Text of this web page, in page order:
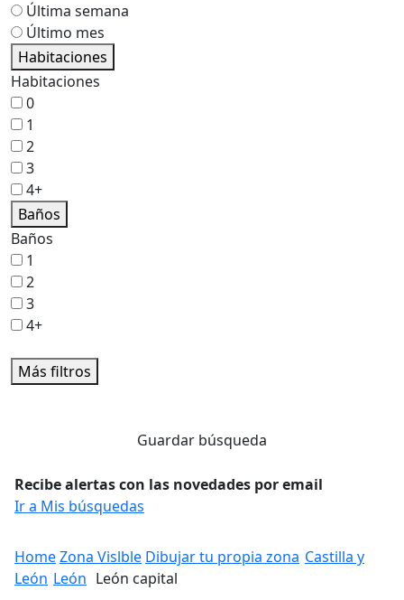
Última semana
Último mes
Habitaciones
Habitaciones
0
1
2
3
4+
Baños
Baños
1
2
3
4+
Más filtros
Guardar búsqueda
Recibe alertas con las novedades por email
Ir a Mis búsquedas
HomeZona Vislble Dibujar tu propia zona Castilla y
León León León capital